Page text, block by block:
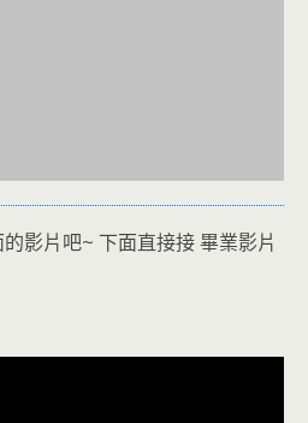
影片吧~ 下面直接接 畢業影片